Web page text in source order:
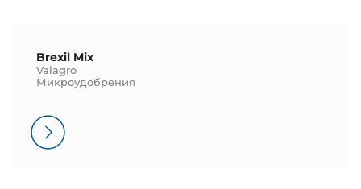
Brexil Mix
Valagro
Микроудобрения